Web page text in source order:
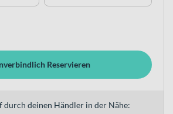
Reservieren
durch deinen Händler in der Nähe: